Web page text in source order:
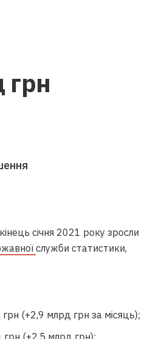
грн
січня 2021 року зросли
служби статистики,
(+2,9 млрд грн за місяць);
грн (+2,5 млрд грн);